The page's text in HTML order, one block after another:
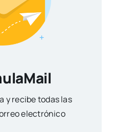
y recibe todas las
electrónico